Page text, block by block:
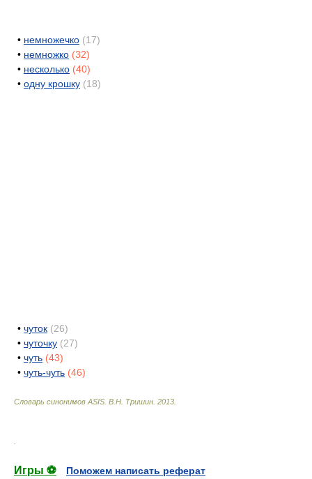
• немножечко (17)
• немножко (32)
• несколько (40)
• одну крошку (18)
• чуток (26)
• чуточку (27)
• чуть (43)
• чуть-чуть (46)
Словарь синонимов ASIS. В.Н. Тришин 2013
Игры ⚽ Поможем написать реферат